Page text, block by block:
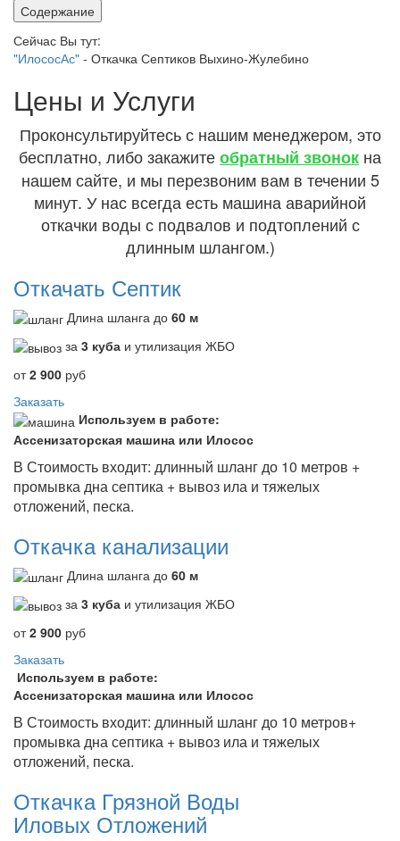
Содержание
Сейчас Вы тут:
"ИлососАс" - Откачка Септиков Выхино-Жулебино
Цены и Услуги
Проконсультируйтесь с нашим менеджером, это
бесплатно, либо закажитеобратный звонок на
нашем сайте, и мы перезвоним вам в течении 5
минут. У нас всегда есть машина аварийной
откачки воды с подвалов и подтоплений с
длинным шлангом.)
Откачать Септик
Длина шланга до 60 м
за 3 куба и утилизация ЖБО
от2 900 руб
Заказать
Используем в работе:
Ассенизаторская машина или Илосос
В Стоимость входит: длинный шланг до 10 метров +
промывка дна септика + вывоз ила и тяжелых
отложений, песка.
Откачка канализации
Длина шланга до 60 м
за 3 куба и утилизация ЖБО
от2 900 руб
Заказать
Используем в работе:
Ассенизаторская машина или Илосос
В Стоимость входит: длинный шланг до 10 метров+
промывка дна септика + вывоз ила и тяжелых
отложений, песка.
Откачка Грязной Воды
Иловых Отложений